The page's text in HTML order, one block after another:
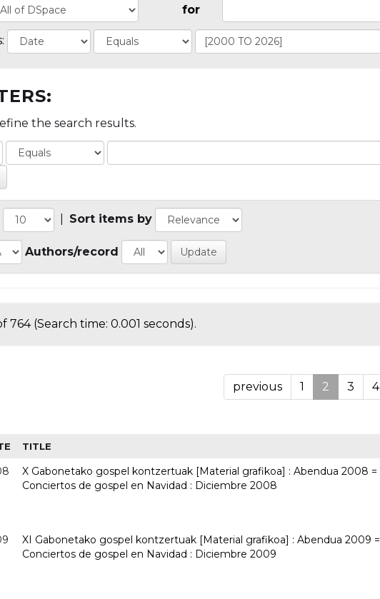
for
the search results.
Sort items by
Authors/record
764 (Search time: 0.001 seconds).
previous 1 2 3 4
TITLE
X Gabonetako gospel kontzertuak [Material grafikoa] : Abendua 2008 =
Conciertos de gospel en Navidad : Diciembre 2008
XI Gabonetako gospel kontzertuak [Material grafikoa] : Abendua 2009 =
Conciertos de gospel en Navidad : Diciembre 2009